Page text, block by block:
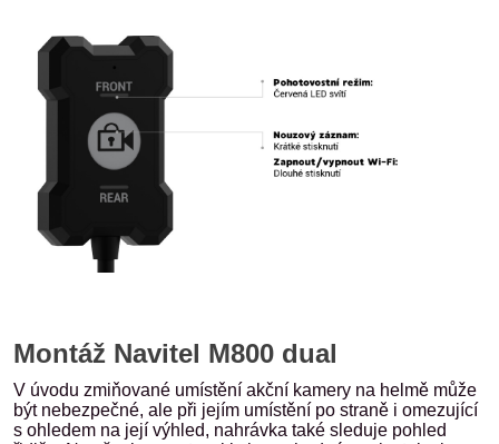
Montáž Navitel M800 dual
V úvodu zmiňované umístění akční kamery na helmě může
být nebezpečné, ale při jejím umístění po straně i omezující
s ohledem na její výhled, nahrávka také sleduje pohled